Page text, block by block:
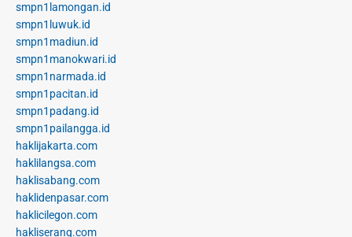
smpn1lamongan.id
smpn1luwuk.id
smpn1madiun.id
smpn1manokwari.id
smpn1narmada.id
smpn1pacitan.id
smpn1padang.id
smpn1pailangga.id
haklijakarta.com
haklilangsa.com
haklisabang.com
haklidenpasar.com
haklicilegon.com
hakliserang.com